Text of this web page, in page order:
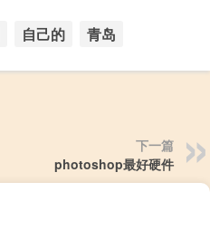
自己的 青岛
下一篇
photoshop最好硬件